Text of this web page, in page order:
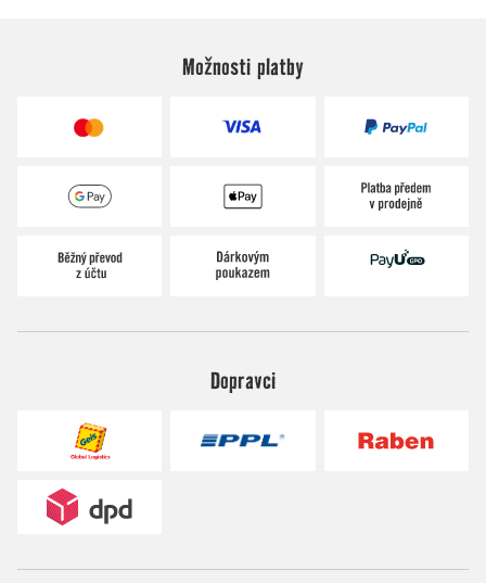
Možnosti platby
Dopravci